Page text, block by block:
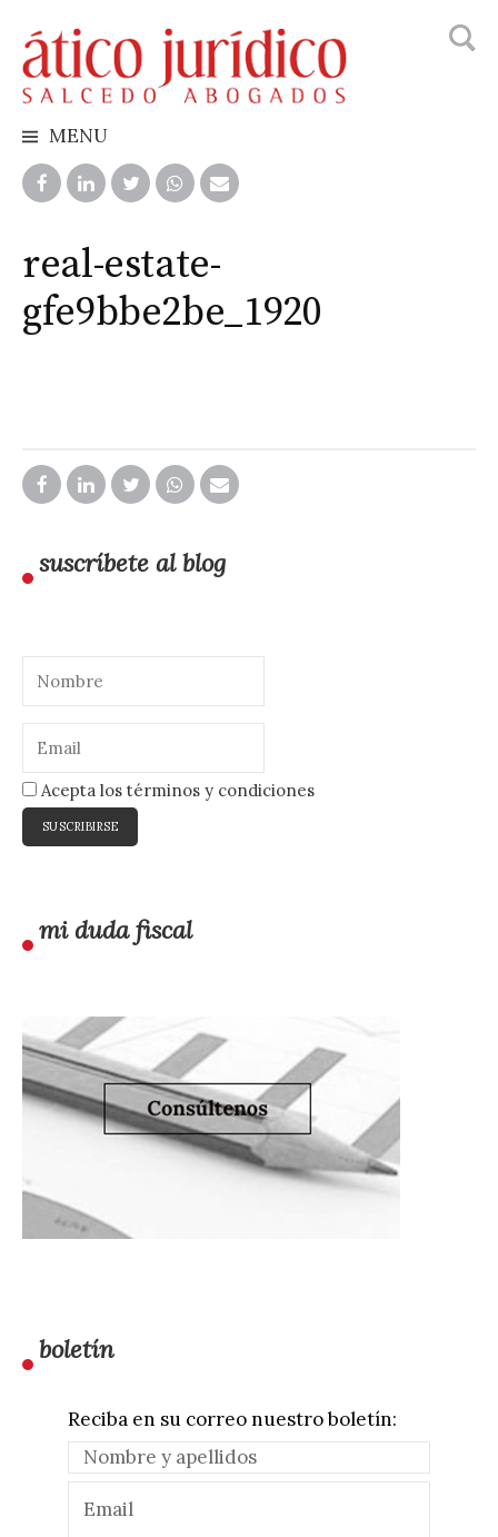
to
content
MENU
real-estate-
gfe9bbe2be_1920
suscríbete al blog
Acepta los términos y condiciones
mi duda fiscal
boletín
Reciba en su correo nuestro boletín: